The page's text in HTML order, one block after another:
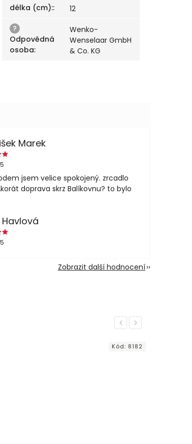
délka (cm)::
12
?
Odpovědná
osoba:
Wenko-
Wenselaar GmbH
& Co. KG
Marek
jsem velice spokojený. zrcadlo
doprava skrz Balíkovnu? to bylo
Zobrazit další hodnocení
Previous
Kód: 8182
Next